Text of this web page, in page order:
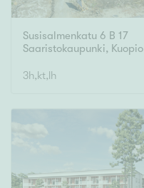
Susisalmenkatu 6 B 17
Saaristokaupunki, Kuopio
3h,kt,lh